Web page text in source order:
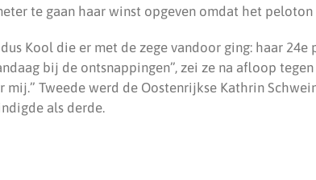
te gaan haar winst opgeven omdat het peloton
Kool die er met de zege vandoor ging: haar 24e
bij de ontsnappingen”, zei ze na afloop tegen
Tweede werd de Oostenrijkse Kathrin
als derde.